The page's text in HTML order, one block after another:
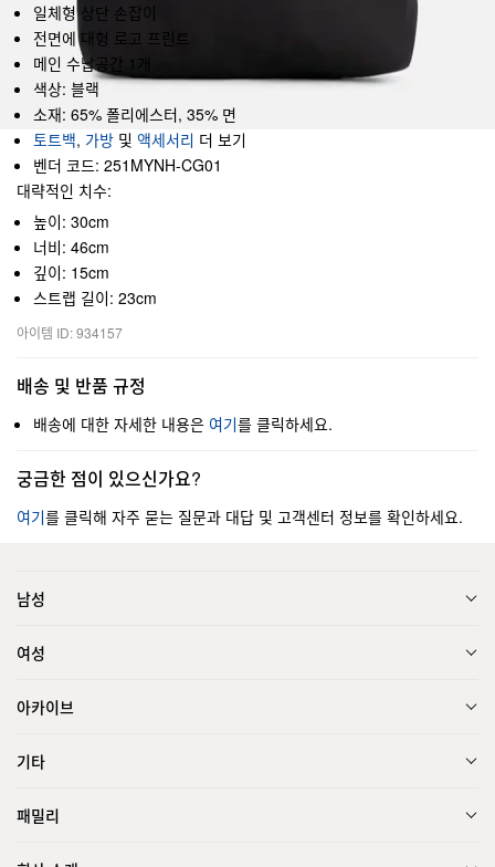
일체형 상단 손잡이
전면에 대형 로고 프린트
메인 수납공간 1개
색상: 블랙
소재: 65% 폴리에스터, 35% 면
토트백, 가방 및 액세서리 더 보기
벤더 코드: 251MYNH-CG01
대략적인 치수:
높이: 30cm
너비: 46cm
깊이: 15cm
스트랩 길이: 23cm
아이템 ID: 934157
배송 및 반품 규정
배송에 대한 자세한 내용은 여기를 클릭하세요.
궁금한 점이 있으신가요?
여기를 클릭해 자주 묻는 질문과 대답 및 고객센터 정보를 확인하세요.
남성
여성
아카이브
기타
패밀리